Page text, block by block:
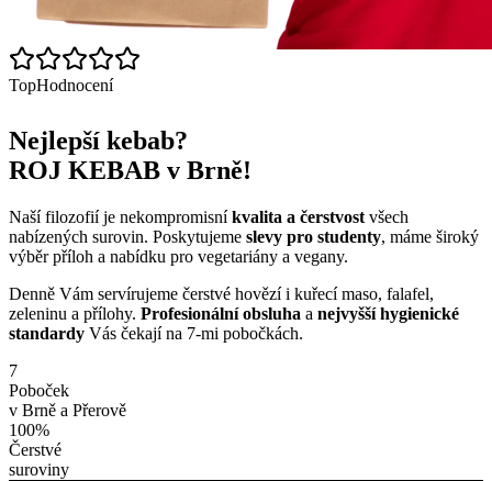
TopHodnocení
Nejlepší kebab?
ROJ KEBAB v Brně!
Naší filozofií je nekompromisníkvalita a čerstvost všech
nabízených surovin. Poskytujeme slevy pro studenty, máme široký
výběr příloh a nabídku pro vegetariány a vegany.
Denně Vám servírujeme čerstvé hovězí i kuřecí maso, falafel,
zeleninu a přílohy. Profesionální obsluha a nejvyšší hygienické
standardy Vás čekají na 7-mi pobočkách.
7
Poboček
v Brně a Přerově
100%
Čerstvé
suroviny